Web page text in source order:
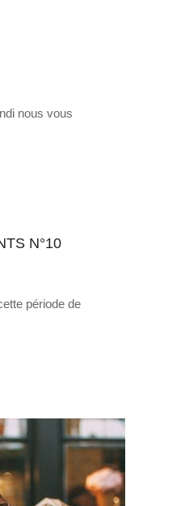
nous vous
N°10
période de